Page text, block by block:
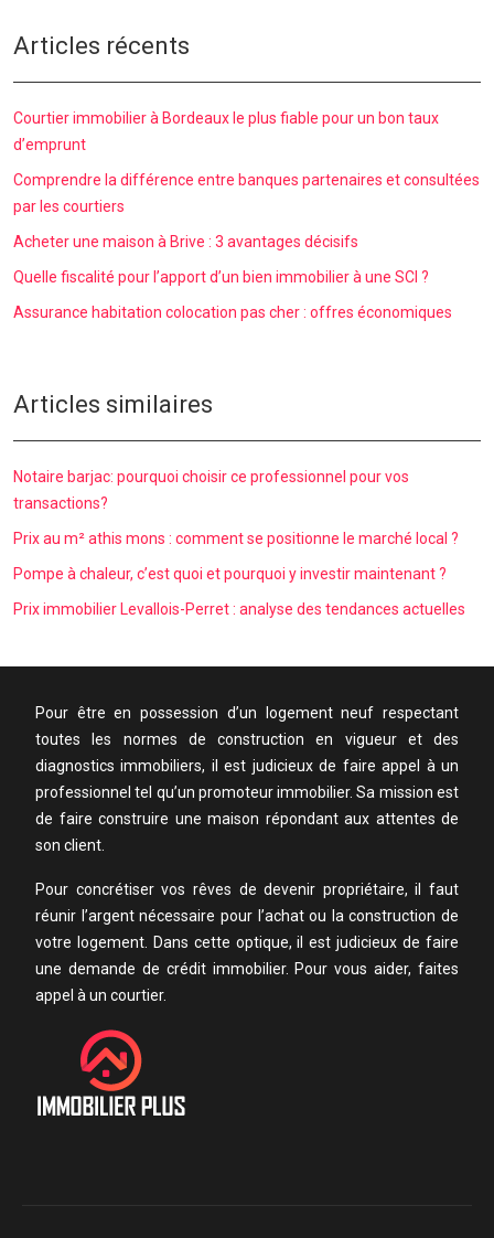
Articles récents
Courtier immobilier à Bordeaux le plus fiable pour un bon taux
d’emprunt
Comprendre la différence entre banques partenaires et consultées
par les courtiers
Acheter une maison à Brive : 3 avantages décisifs
Quelle fiscalité pour l’apport d’un bien immobilier à une SCI ?
Assurance habitation colocation pas cher : offres économiques
Articles similaires
Notaire barjac: pourquoi choisir ce professionnel pour vos
transactions?
Prix au m² athis mons : comment se positionne le marché local ?
Pompe à chaleur, c’est quoi et pourquoi y investir maintenant ?
Prix immobilier Levallois-Perret : analyse des tendances actuelles
Pour être en possession d’un logement neuf respectant
toutes les normes de construction en vigueur et des
diagnostics immobiliers, il est judicieux de faire appel à un
professionnel tel qu’un promoteur immobilier. Sa mission est
de faire construire une maison répondant aux attentes de
son client.
Pour concrétiser vos rêves de devenir propriétaire, il faut
réunir l’argent nécessaire pour l’achat ou la construction de
votre logement. Dans cette optique, il est judicieux de faire
une demande de crédit immobilier. Pour vous aider, faites
appel à un courtier.